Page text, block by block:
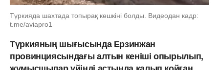
Түркияда шахтада топырақ көшкіні болды. Видеодан кадр:
t.me/aviapro1
Түркияның шығысында Ерзинжан
провинциясындағы алтын кеніші опырылып,